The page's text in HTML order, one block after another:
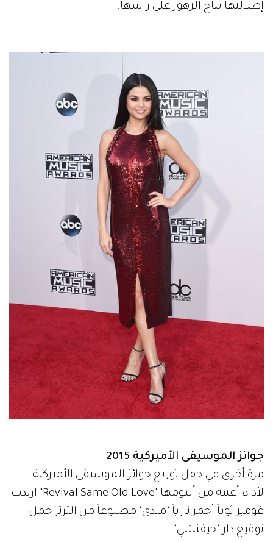
إطلالتها بتاج الزهور على رأسها.
جوائز الموسيقى الأميركية 2015
مرة أخرى في حفل توزيع جوائز الموسيقى الأميركية
لأداء أغنية من ألبومها "Revival Same Old Love" ارتدت
غوميز ثوباً أحمر نارياً "ميدي" مصنوعاً من الترتر حمل
توقيع دار "جيفنشي".